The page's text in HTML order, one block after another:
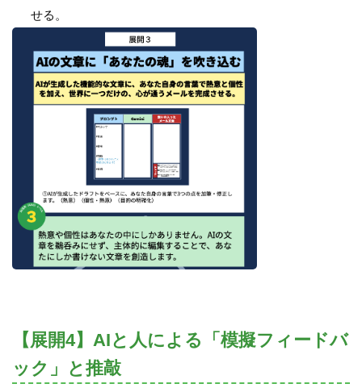
せる。
【展開4】AIと人による「模擬フィードバ
ック」と推敲